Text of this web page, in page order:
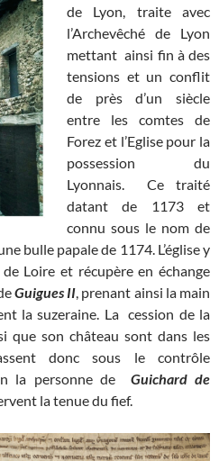
de Lyon, traite avec
l’Archevêché de Lyon
mettant ainsi fin à des
tensions et un conflit
de près d’un siècle
entre les comtes de
Forez et l’Eglise pour la
possession du
Lyonnais. Ce traité
datant de 1173 et
connu sous le nom de
bulle papale de 1174. L’église y
Loire et récupère en échange
Guigues II, prenant ainsi la main
la suzeraine. La cession de la
que son château sont dans les
donc sous le contrôle
la personne de Guichard de
la tenue du fief.